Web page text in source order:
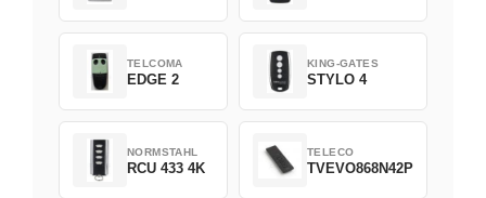
TELCOMA
EDGE 2
KING-GATES
STYLO 4
NORMSTAHL
RCU 433 4K
TELECO
TVEVO868N42P